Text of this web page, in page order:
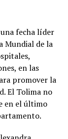
fecha líder
Mundial de la
en las
promover la
El Tolima no
en el último